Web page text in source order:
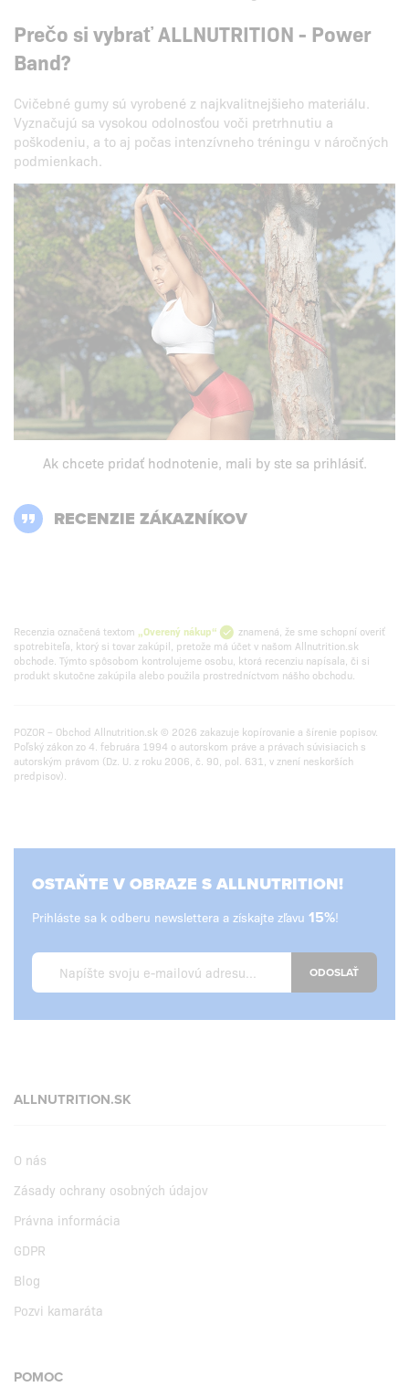
Prečo si vybrať ALLNUTRITION - Power
Band?
Cvičebné gumy sú vyrobené z najkvalitnejšieho materiálu.
Vyznačujú sa vysokou odolnosťou voči pretrhnutiu a
poškodeniu, a to aj počas intenzívneho tréningu v náročných
podmienkach.
Ak chcete pridať hodnotenie, mali by ste sa prihlásiť.
RECENZIE ZÁKAZNÍKOV
Recenzia označená textom „Overený nákup“
znamená, že sme schopní overiť
spotrebiteľa, ktorý si tovar zakúpil, pretože má účet v našom Allnutrition.sk
obchode. Týmto spôsobom kontrolujeme osobu, ktorá recenziu napísala, či si
produkt skutočne zakúpila alebo použila prostredníctvom nášho obchodu.
POZOR – Obchod Allnutrition.sk © 2026 zakazuje kopírovanie a šírenie popisov.
Poľský zákon zo 4. februára 1994 o autorskom práve a právach súvisiacich s
autorským právom (Dz. U. z roku 2006, č. 90, pol. 631, v znení neskorších
predpisov).
OSTAŇTE V OBRAZE S ALLNUTRITION!
Prihláste sa k odberu newslettera a získajte zľavu 15%!
ODOSLAŤ
ALLNUTRITION.SK
O nás
Zásady ochrany osobných údajov
Právna informácia
GDPR
Blog
Pozvi kamaráta
POMOC